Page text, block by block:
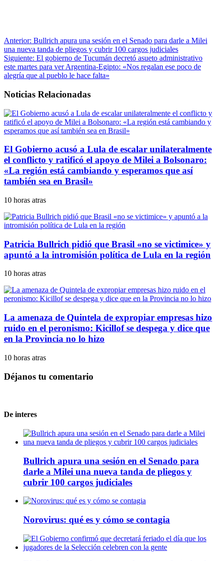
Anterior: Bullrich apura una sesión en el Senado para darle a Milei
una nueva tanda de pliegos y cubrir 100 cargos judiciales
Siguiente: El gobierno de Tucumán decretó asueto administrativo
este martes para ver Argentina-Egipto: «Nos regalan ese poco de
alegría que al pueblo le hace falta»
Noticias Relacionadas
El Gobierno acusó a Lula de escalar unilateralmente
el conflicto y ratificó el apoyo de Milei a Bolsonaro:
«La región está cambiando y esperamos que así
también sea en Brasil»
10 horas atras
Patricia Bullrich pidió que Brasil «no se victimice» y
apuntó a la intromisión política de Lula en la región
10 horas atras
La amenaza de Quintela de expropiar empresas hizo
ruido en el peronismo: Kicillof se despega y dice que
en la Provincia no lo hizo
10 horas atras
Déjanos tu comentario
De interes
Bullrich apura una sesión en el Senado para
darle a Milei una nueva tanda de pliegos y
cubrir 100 cargos judiciales
Norovirus: qué es y cómo se contagia